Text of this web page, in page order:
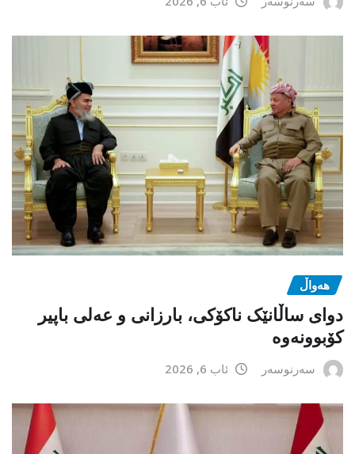
هەواڵ
دوای ساڵانێک ناکۆکی، بارزانی و عەلی باپیر
کۆبوونەوە
سەرنوسەر ئاب 6, 2026